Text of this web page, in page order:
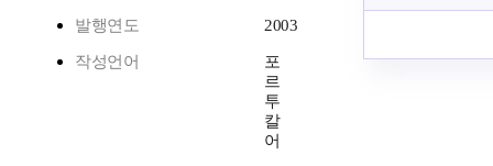
발행연도 2003
작성언어
포
르
투
칼
어